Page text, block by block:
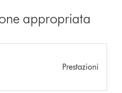
appropriata
Prestazioni